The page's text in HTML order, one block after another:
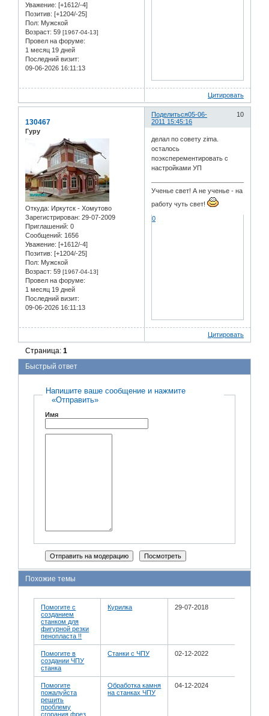
Уважение: [+1612/-4]
Позитив: [+1204/-25]
Пол: Мужской
Возраст: 59 [1967-04-13]
Провел на форуме:
1 месяц 19 дней
Последний визит:
09-06-2026 16:11:13
Цитировать
Поделиться 10
05-06-
2011 15:45:16
130467
Гуру
Откуда: Иркутск - Хомутово
Зарегистрирован: 29-07-2009
Приглашений: 0
Сообщений: 1656
Уважение: [+1612/-4]
Позитив: [+1204/-25]
Пол: Мужской
Возраст: 59 [1967-04-13]
Провел на форуме:
1 месяц 19 дней
Последний визит:
09-06-2026 16:11:13
делал по совету zima.
осталось
поэксперементировать с
настройками УП
Ученье свет! А не ученье - на
работу чуть свет!
0
Цитировать
Страница:1
Быстрый ответ
Напишите ваше сообщение и нажмите
«Отправить»
Имя
Похожие темы
Помогите с
созданием
станком для
фигурной резки
пенопласта !!
Курилка 29-07-2018
Помогите в
создании ЧПУ
станка
Станки с ЧПУ 02-12-2022
Помогите
пожалуйста
решить
проблему
сгорания фрез
Обработка камня
на станках ЧПУ
04-12-2024